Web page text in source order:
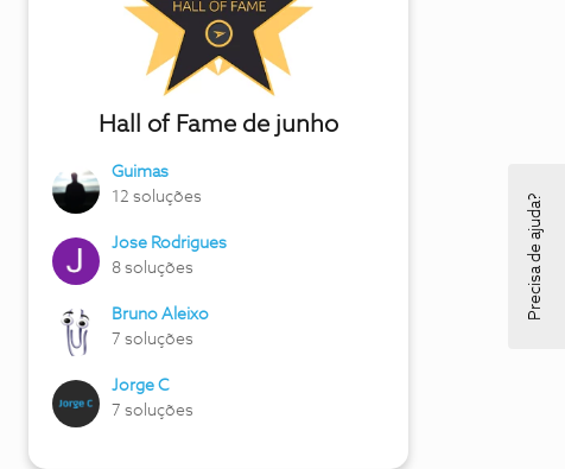
Hall of Fame de junho
Guimas
12 soluções
Jose Rodrigues
8 soluções
Bruno Aleixo
7 soluções
Jorge C
7 soluções
Precisa de ajuda?